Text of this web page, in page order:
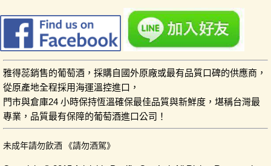
雅得蕊銷售的葡萄酒，採購自國外原廠或最有品質口碑的供應商，
從原產地全程採用海運溫控進口，
門市與倉庫24 小時保持恆溫確保最佳品質與新鮮度，堪稱台灣最
專業，品質最有保障的葡萄酒進口公司！
未成年請勿飲酒 《請勿酒駕》